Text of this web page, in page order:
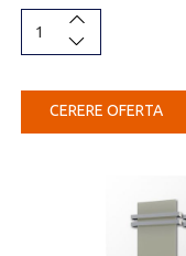
CERERE OFERTA